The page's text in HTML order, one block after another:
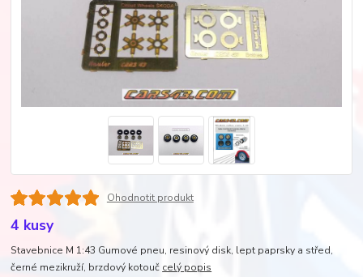
Ohodnotit produkt
4 kusy
Stavebnice M 1:43 Gumové pneu, resinový disk, lept paprsky a střed,
černé mezikruží, brzdový kotouč celý popis